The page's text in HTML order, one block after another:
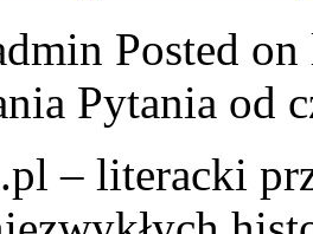
Posted
Pytania od
– literacki